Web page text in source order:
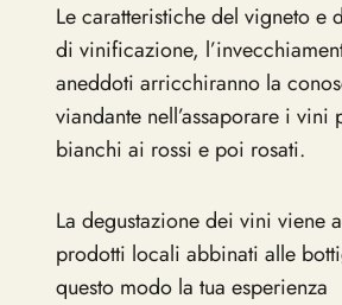
Le caratteristiche del vigneto e
di vinificazione,
aneddoti arricchiranno la
viandante nell’assaporare i
bianchi ai rossi e poi rosati.
La degustazione dei vini viene
prodotti locali abbinati alle
questo modo la tua esperienza